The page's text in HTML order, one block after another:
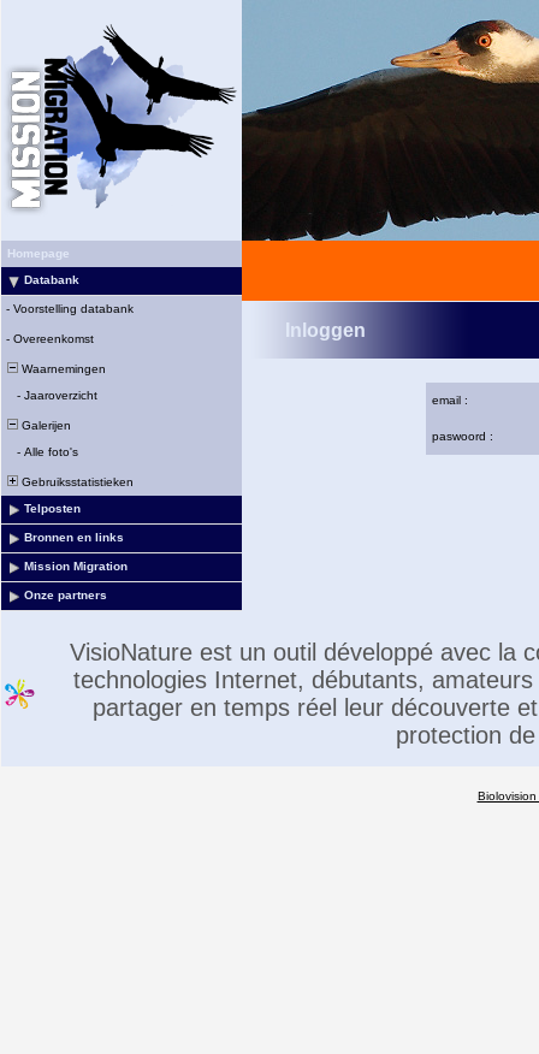
Homepage
Databank
- Voorstelling databank
- Overeenkomst
Waarnemingen
- Jaaroverzicht
Galerijen
- Alle foto's
Gebruiksstatistieken
Telposten
Bronnen en links
Mission Migration
Onze partners
Inloggen
email :
paswoord :
VisioNature est un outil développé avec la
technologies Internet, débutants,
partager en temps réel leur découverte
protection
Biolovision